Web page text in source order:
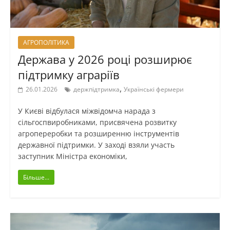
АГРОПОЛІТИКА
Держава у 2026 році розширює
підтримку аграріїв
26.01.2026 держпідтримка, Українські фермери
У Києві відбулася міжвідомча нарада з
сільгоспвиробниками, присвячена розвитку
агропереробки та розширенню інструментів
державної підтримки. У заході взяли участь
заступник Міністра економіки,
Більше...